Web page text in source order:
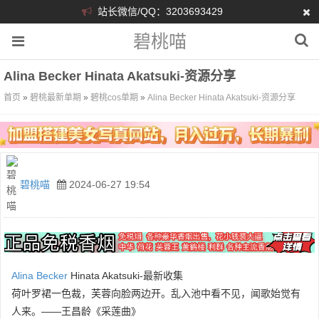
站长微信/QQ：3203693429
碧桃喵
Alina Becker Hinata Akatsuki-资源分享
首页 » 碧桃最新单期 » 碧桃cos单期 » Alina Becker Hinata Akatsuki-资源分享
碧桃喵 2024-06-27 19:54
Alina Becker Hinata Akatsuki-最新收集
荷叶罗裙一色裁，芙蓉向脸两边开。乱入池中看不见，闻歌始觉有
人来。——王昌龄《采莲曲》